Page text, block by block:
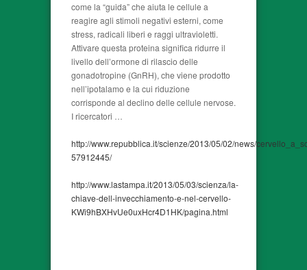
come la “guida” che aiuta le cellule a
reagire agli stimoli negativi esterni, come
stress, radicali liberi e raggi ultravioletti.
Attivare questa proteina significa ridurre il
livello dell’ormone di rilascio delle
gonadotropine (GnRH), che viene prodotto
nell’ipotalamo e la cui riduzione
corrisponde al declino delle cellule nervose.
I ricercatori …
http://www.repubblica.it/scienze/2013/05/02/news/
57912445/
http://www.lastampa.it/2013/05/03/scienza/la-
chiave-dell-invecchiamento-e-nel-cervello-
KWi9hBXHvUe0uxHcr4D1HK/pagina.html